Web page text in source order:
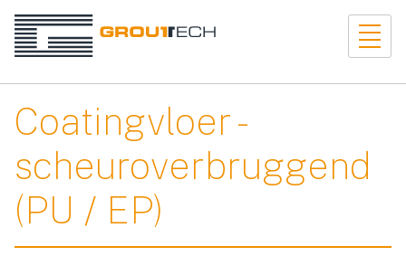
Coatingvloer -
scheuroverbruggend
(PU / EP)